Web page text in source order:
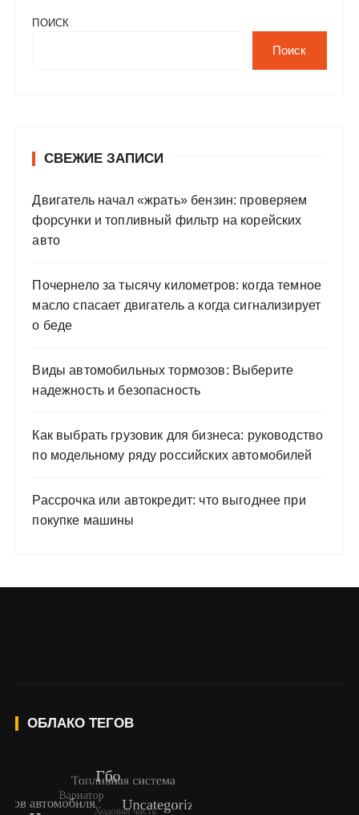
ПОИСК
Поиск
СВЕЖИЕ ЗАПИСИ
Двигатель начал «жрать» бензин: проверяем
форсунки и топливный фильтр на корейских
авто
Почернело за тысячу километров: когда темное
масло спасает двигатель а когда сигнализирует
о беде
Виды автомобильных тормозов: Выберите
надежность и безопасность
Как выбрать грузовик для бизнеса: руководство
по модельному ряду российских автомобилей
Рассрочка или автокредит: что выгоднее при
покупке машины
ОБЛАКО ТЕГОВ